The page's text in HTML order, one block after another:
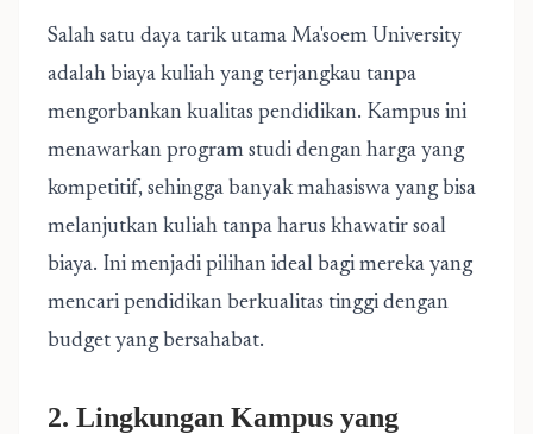
Salah satu daya tarik utama Ma'soem University
adalah biaya kuliah yang terjangkau tanpa
mengorbankan kualitas pendidikan. Kampus ini
menawarkan program studi dengan harga yang
kompetitif, sehingga banyak mahasiswa yang bisa
melanjutkan kuliah tanpa harus khawatir soal
biaya. Ini menjadi pilihan ideal bagi mereka yang
mencari pendidikan berkualitas tinggi dengan
budget yang bersahabat.
2. Lingkungan Kampus yang